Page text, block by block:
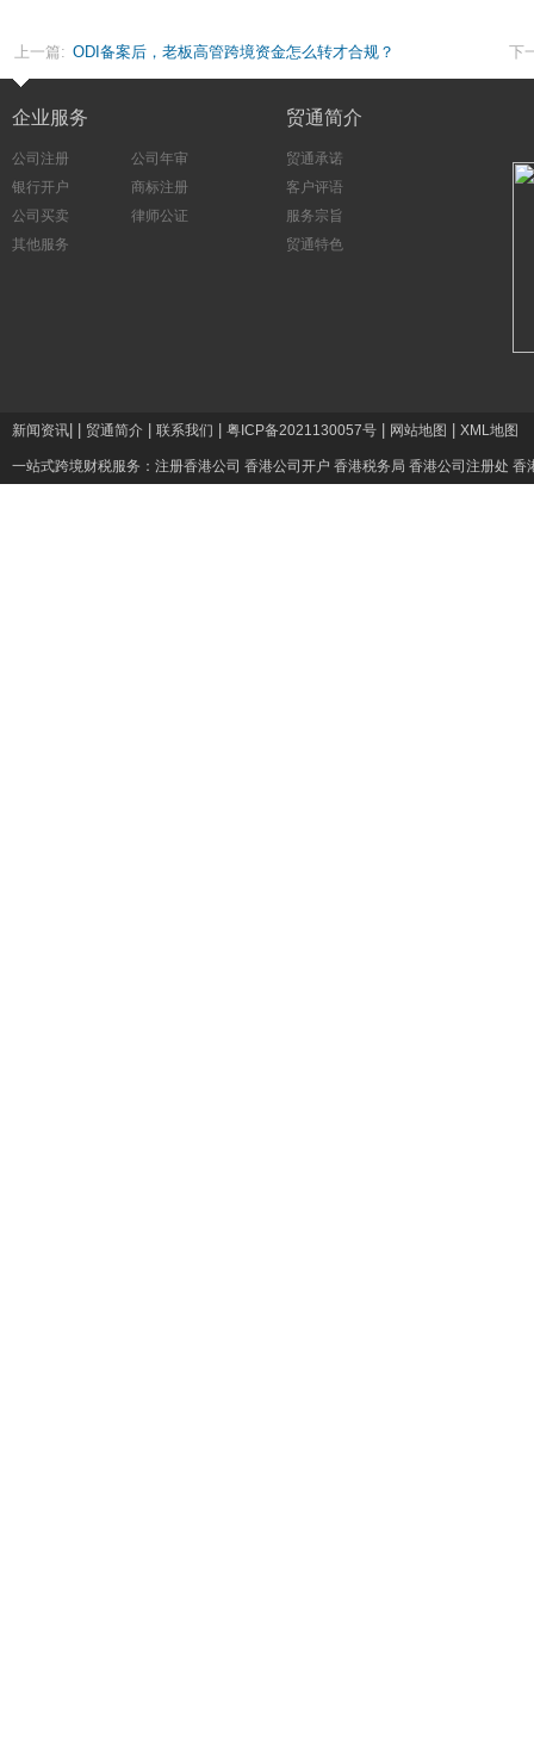
上一篇: ODI备案后，老板高管跨境资金怎么转才合规？ 下
企业服务
公司注册
公司年审
银行开户
商标注册
公司买卖
律师公证
其他服务
贸通简介
贸通承诺
客户评语
服务宗旨
贸通特色
新闻资讯 贸通简介 联系我们 粤ICP备2021130057号 网站地图 XML地图
一站式跨境财税服务： 注册香港公司 香港公司开户 香港税务局 香港公司注册处 香